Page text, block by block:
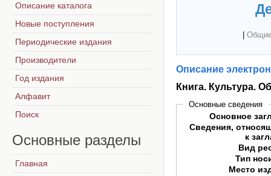
Описание
Книга. Культура.
Основные сведения
Основное
Сведения,
к
Вид
Тип
Место
Описание каталога
Новые поступления
Периодические издания
Производители
Год издания
Алфавит
Поиск
Основные разделы
Главная